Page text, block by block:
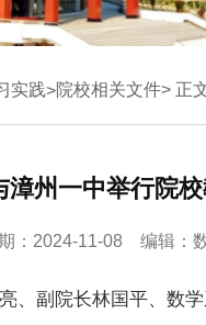
实践>院校相关文件> 正
漳州一中举行院
：2024-11-08 编辑：
、副院长林国平、数